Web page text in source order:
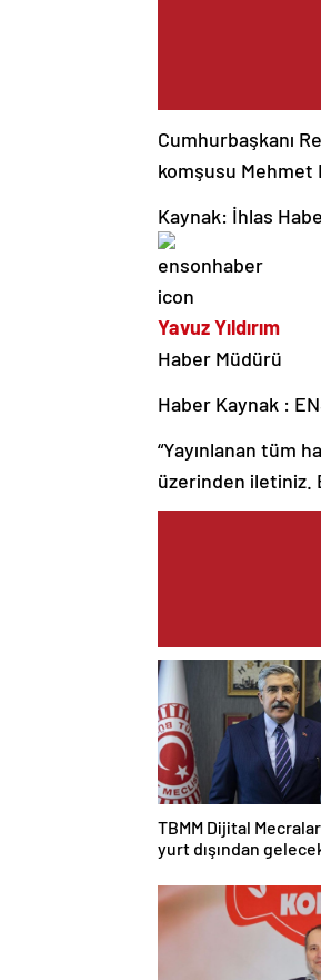
Cumhurbaşkanı
komşusu Mehmet
Kaynak: İhlas
Yavuz Yıldırım
Haber Müdürü
Haber Kaynak :
“Yayınlanan tüm
üzerinden iletiniz.
TBMM Dijital
yurt dışından